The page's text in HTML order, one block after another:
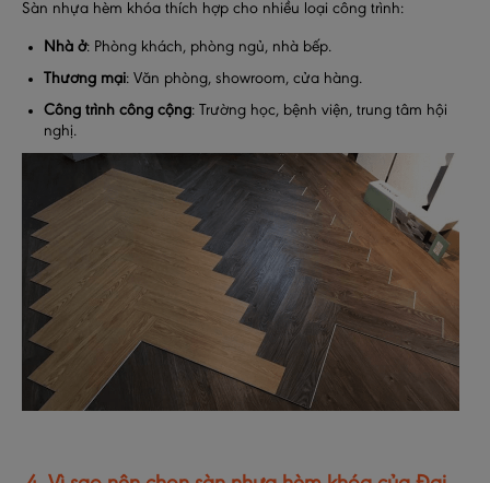
Sàn nhựa hèm khóa thích hợp cho nhiều loại công trình:
Nhà ở: Phòng khách, phòng ngủ, nhà bếp.
Thương mại: Văn phòng, showroom, cửa hàng.
Công trình công cộng: Trường học, bệnh viện, trung tâm hội
nghị.